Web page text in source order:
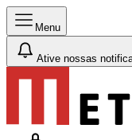
Menu
Ative nossas